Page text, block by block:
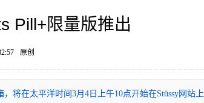
Pill+限量版推出
原创
将在太平洋时间3月4日上午10点开始在Stüssy网站上